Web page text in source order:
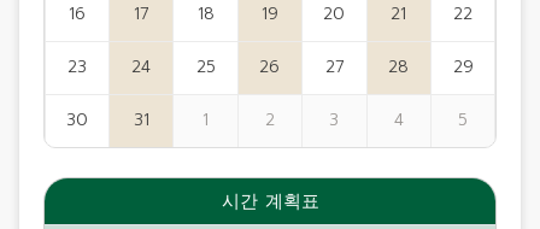
16 17 18 19 20 21 22
23 24 25 26 27 28 29
30 31 1 2 3 4 5
시간 계획표